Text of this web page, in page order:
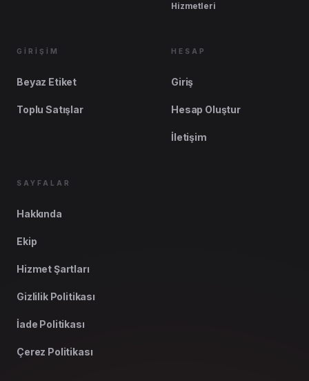
Hizmetleri
GİRİŞİM
Beyaz Etiket
Toplu Satışlar
HESAP
Giriş
Hesap Oluştur
İletişim
SAYFALAR
Hakkında
Ekip
Hizmet Şartları
Gizlilik Politikası
İade Politikası
Çerez Politikası